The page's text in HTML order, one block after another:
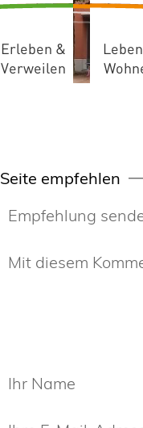
Erleben &
Verweilen
Seite empfehlen
Empfehlung
Mit diesem
Ihr Name